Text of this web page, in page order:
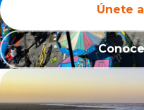
Únete